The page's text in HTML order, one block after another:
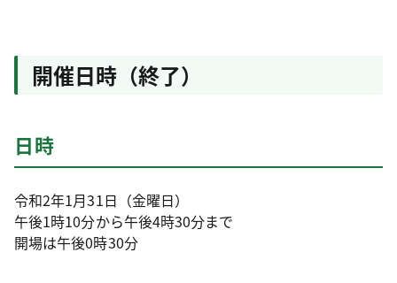
開催日時（終了）
日時
令和2年1月31日（金曜日）
午後1時10分から午後4時30分まで
開場は午後0時30分